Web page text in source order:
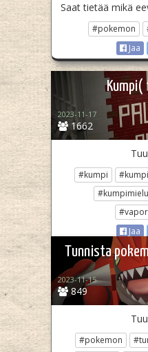
Saat tietää mikä
#pokemon
Jaa
1662
2023-11-17
#kumpi
Jaa
Tunnista
849
2023-11-15
#pokemon